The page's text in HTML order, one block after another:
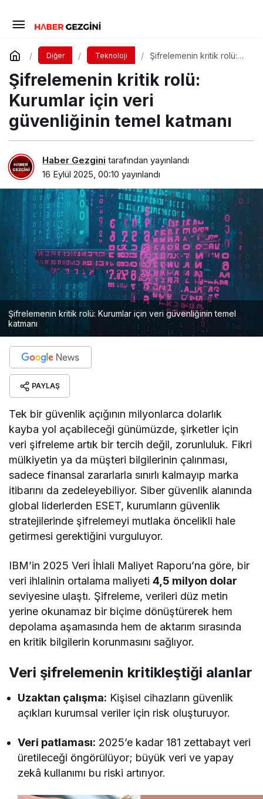
Diğer Teknoloji
Şifrelemenin kritik rolü:
güvenliğinin temel
katmanı
Şifrelemenin kritik rolü:
Kurumlar için veri
güvenliğinin temel katmanı
Haber Gezgini tarafından yayınlandı
16 Eylül 2025, 00:10 yayınlandı
Şifrelemenin kritik rolü: Kurumlar için veri güvenliğinin temel
katmanı
PAYLAŞ
Tek bir güvenlik açığının milyonlarca dolarlık
kayba yol açabileceği günümüzde, şirketler için
veri şifreleme artık bir tercih değil, zorunluluk. Fikri
mülkiyetin ya da müşteri bilgilerinin çalınması,
sadece finansal zararlarla sınırlı kalmayıp marka
itibarını da zedeleyebiliyor. Siber güvenlik alanında
global liderlerden ESET, kurumların güvenlik
stratejilerinde şifrelemeyi mutlaka öncelikli hale
getirmesi gerektiğini vurguluyor.
IBM’in 2025 Veri İhlali Maliyet Raporu’na göre, bir
veri ihlalinin ortalama maliyeti4,5 milyon dolar
seviyesine ulaştı. Şifreleme, verileri düz metin
yerine okunamaz bir biçime dönüştürerek hem
depolama aşamasında hem de aktarım sırasında
en kritik bilgilerin korunmasını sağlıyor.
Veri şifrelemenin kritikleştiği alanlar
Uzaktan çalışma: Kişisel cihazların güvenlik
açıkları kurumsal veriler için risk oluşturuyor.
Veri patlaması: 2025’e kadar 181 zettabayt veri
üretileceği öngörülüyor; büyük veri ve yapay
zekâ kullanımı bu riski artırıyor.